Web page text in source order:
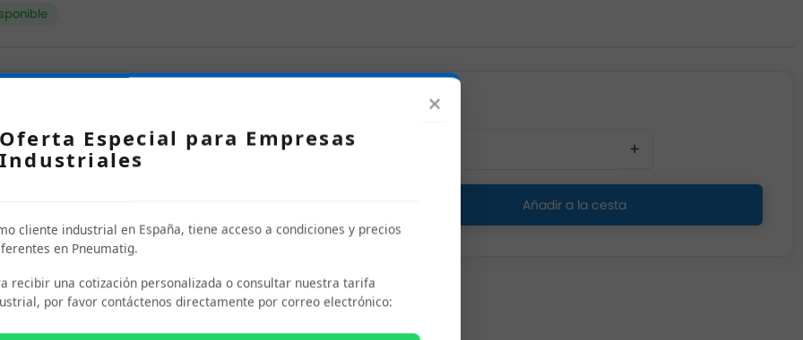
EUR NETO
CANTIDAD
+
Añadir a la cesta
×
Oferta Especial para Empresas
Industriales
cliente industrial en España, tiene acceso a condiciones y precios
en Pneumatig.
recibir una cotización personalizada o consultar nuestra tarifa
por favor contáctenos directamente por correo electrónico: